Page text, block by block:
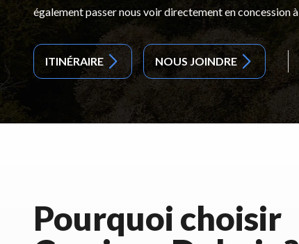
également passer nous voir directement en concession à
ITINÉRAIRE NOUS JOINDRE
Pourquoi choisir